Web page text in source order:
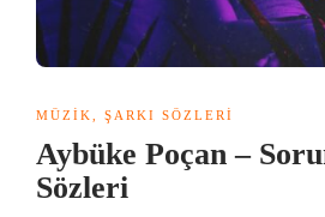
MÜZIK ŞARKI SÖZLERI
Aybüke Poçan –
Sözleri